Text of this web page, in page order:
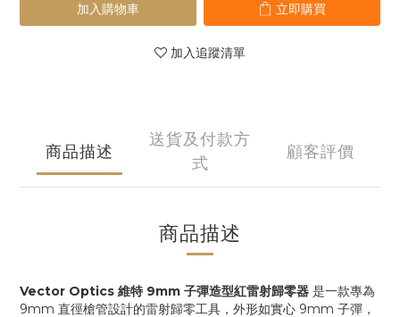
加入購物車 立即購買
加入追蹤清單
商品描述
送貨及付款方
式
顧客評價
商品描述
Vector Optics 維特 9mm 子彈造型紅雷射歸零器 是一款專為
9mm 直徑槍管設計的雷射歸零工具，外形如實心 9mm 子彈，